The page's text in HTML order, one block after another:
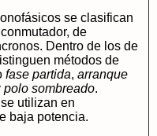
se clasifican
de
Dentro de los de
métodos de
fase partida, arranque
polo sombreado.
utilizan en
baja potencia.